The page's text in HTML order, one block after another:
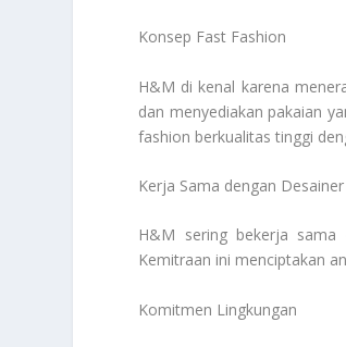
Konsep Fast Fashion
H&M di kenal karena
dan menyediakan pakaian
fashion berkualitas tinggi
Kerja Sama dengan
H&M sering bekerja sama
Kemitraan ini menciptakan
Komitmen Lingkungan